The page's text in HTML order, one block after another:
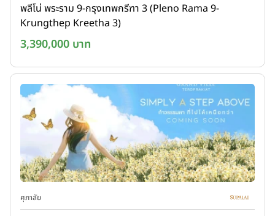
พลีโน่ พระราม 9-กรุงเทพกรีฑา 3 (Pleno Rama 9-
Krungthep Kreetha 3)
3,390,000 บาท
ศุภาลัย